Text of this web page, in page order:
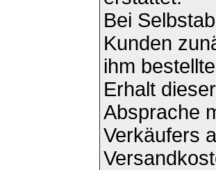
Bei
Kunden
ihm
Erhalt
Absprache
Verkäufers